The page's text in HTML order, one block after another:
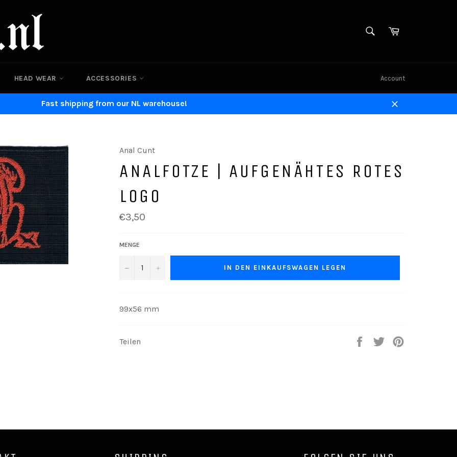
SUCHENEinkaufswagen
HEAD WEAR ACCESSORIES Account
Fast shipping from our NL warehouse!
Schließen
Anal Cunt
ANALFOTZE | AUFGENÄHTES ROTES
LOGO
Normaler
Preis
€3,50
MENGE
− + IN DEN EINKAUFSWAGEN LEGEN
99x56 mm
Teilen
Auf
Auf